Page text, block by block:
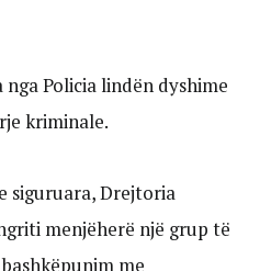
Policia lindën dyshime
kriminale.
siguruara, Drejtoria
menjëherë një grup të
me